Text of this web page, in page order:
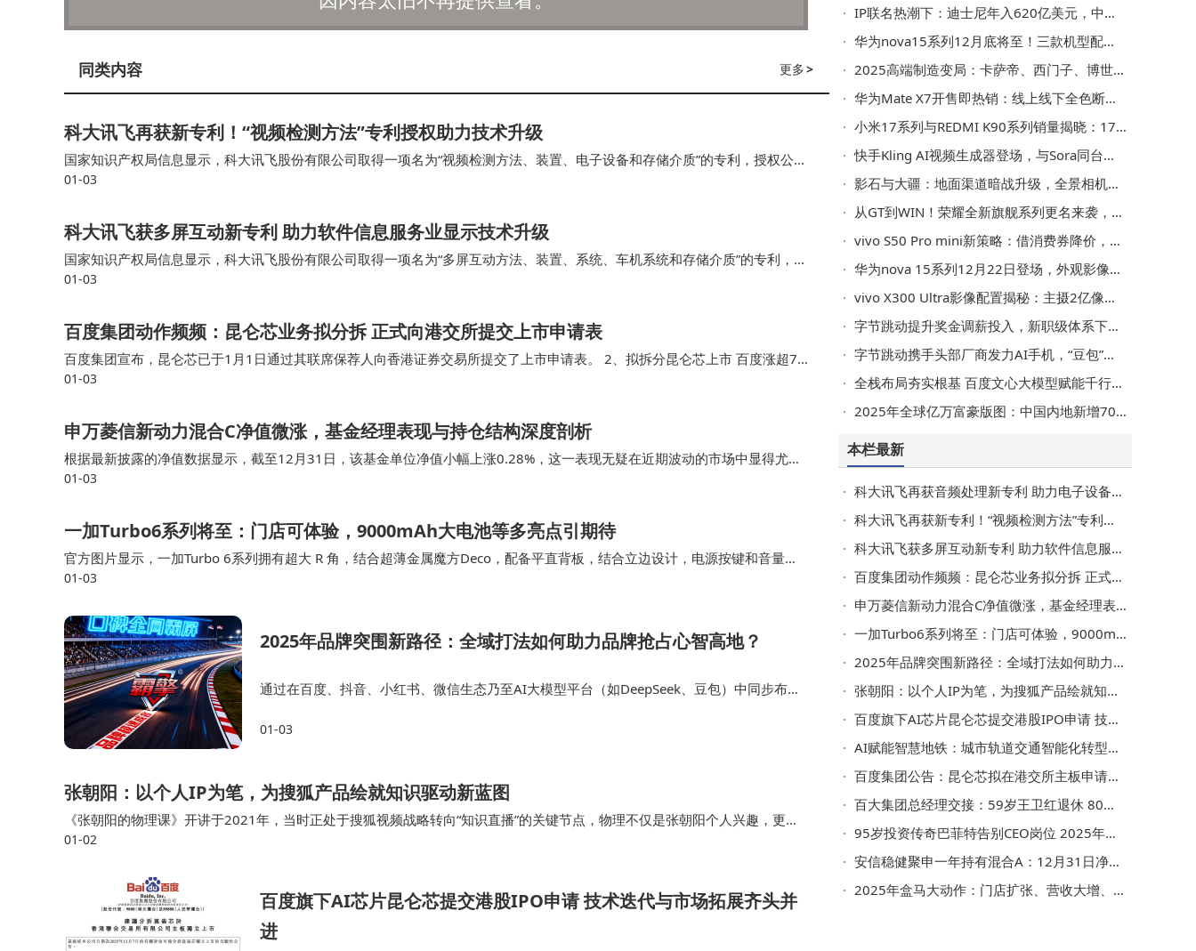
更多>
同类内容
科大讯飞再获新专利！“视频检测方法”专利授权助力技术升级
国家知识产权局信息显示，科大讯飞股份有限公司取得一项名为“视频检测方法、装置、电子设备和存储介质”的专利，授权公告
号CN116129322B，申请日期为2023年2月。 天眼查资料显示，科大讯飞股份有限公司，…
01-03
科大讯飞获多屏互动新专利 助力软件信息服务业显示技术升级
国家知识产权局信息显示，科大讯飞股份有限公司取得一项名为“多屏互动方法、装置、系统、车机系统和存储介质”的专利，授
权公告号CN115686417B，申请日期为2022年11月。 天眼查资料显示，科大讯飞股份有…
01-03
百度集团动作频频：昆仑芯业务拟分拆 正式向港交所提交上市申请表
百度集团宣布，昆仑芯已于1月1日通过其联席保荐人向香港证券交易所提交了上市申请表。 2、拟拆分昆仑芯上市 百度涨超7%
百度港交所公告，1月1日，昆仑芯已透过其联席保荐人以保密形式向香港联交所提交上市申请表…
01-03
申万菱信新动力混合C净值微涨，基金经理表现与持仓结构深度剖析
根据最新披露的净值数据显示，截至12月31日，该基金单位净值小幅上涨0.28%，这一表现无疑在近期波动的市场中显得尤为
引人瞩目。自成立以来，该基金的累计收益率却为-4.35%，显示出其在市场中的表现并不理想。…
01-03
一加Turbo6系列将至：门店可体验，9000mAh大电池等多亮点引期待
官方图片显示，一加Turbo 6系列拥有超大 R 角，结合超薄金属魔方Deco，配备平直背板，结合立边设计，电源按键和音量调
节按键均安置在机身右侧。 具体细节方面，官方介绍称其拥有超高帧的满帧性能、超巨量…
01-03
2025年品牌突围新路径：全域打法如何助力品牌抢占心智高地？
通过在百度、抖音、小红书、微信生态乃至AI大模型平台（如DeepSeek、豆包）中同步布
度曝光。未来，随AI大模型对内容生产…
01-03
张朝阳：以个人IP为笔，为搜狐产品绘就知识驱动新蓝图
《张朝阳的物理课》开讲于2021年，当时正处于搜狐视频战略转向“知识直播”的关键节点，物理不仅是张朝阳个人兴趣，更是
为了发展知识直播业务，该课程随即成为“关注流”的标杆案例；2024年、2025年张朝阳横渡…
01-02
百度旗下AI芯片昆仑芯提交港股IPO申请 技术迭代与市场拓展齐头并
进
IP联名热潮下：迪士尼年入620亿美元，中国本土IP崛起成新挑战？
华为nova15系列12月底将至！三款机型配置揭秘，影像实力直逼旗舰
2025高端制造变局：卡萨帝、西门子、博世突围战，谁能破局内卷？
华为Mate X7开售即热销：线上线下全色断货，紧急开启门店预约通道
小米17系列与REDMI K90系列销量揭晓：17系列表现亮眼累计破244万
快手Kling AI视频生成器登场，与Sora同台竞技，引领视频创作智能化浪潮
影石与大疆：地面渠道暗战升级，全景相机无人机双赛道对决将启
从GT到WIN！荣耀全新旗舰系列更名来袭，性能续航双突破值得期待
vivo S50 Pro mini新策略：借消费券降价，小屏拍照强机入手更划算
华为nova 15系列12月22日登场，外观影像升级，配置亮点抢先看
vivo X300 Ultra影像配置揭秘：主摄2亿像素，长焦潜望式设计引期待
字节跳动提升奖金调薪投入，新职级体系下多岗位现百万高薪热招
字节跳动携手头部厂商发力AI手机，“豆包”赋能终端交互新体验
全栈布局夯实根基 百度文心大模型赋能千行百业高质量发展
2025年全球亿万富豪版图：中国内地新增70位，白手起家成主流趋势
本栏最新
科大讯飞再获音频处理新专利 助力电子设备音频流自动化精准切分
科大讯飞再获新专利！“视频检测方法”专利授权助力技术升级
科大讯飞获多屏互动新专利 助力软件信息服务业显示技术升级
百度集团动作频频：昆仑芯业务拟分拆 正式向港交所提交上市申请表
申万菱信新动力混合C净值微涨，基金经理表现与持仓结构深度剖析
一加Turbo6系列将至：门店可体验，9000mAh大电池等多亮点引期待
2025年品牌突围新路径：全域打法如何助力品牌抢占心智高地？
张朝阳：以个人IP为笔，为搜狐产品绘就知识驱动新蓝图
百度旗下AI芯片昆仑芯提交港股IPO申请 技术迭代与市场拓展齐头并进
AI赋能智慧地铁：城市轨道交通智能化转型的145页技术蓝图揭秘
百度集团公告：昆仑芯拟在港交所主板申请上市 完成分拆后仍为其附属公司
百大集团总经理交接：59岁王卫红退休 80后董事曾钱欣接棒任总经理
95岁投资传奇巴菲特告别CEO岗位 2025年末正式卸任伯克希尔-哈撒韦职务
安信稳健聚申一年持有混合A：12月31日净值微跌，前十大重仓股曝光
2025年盒马大动作：门店扩张、营收大增、产品务实，2026年能否续写辉煌？